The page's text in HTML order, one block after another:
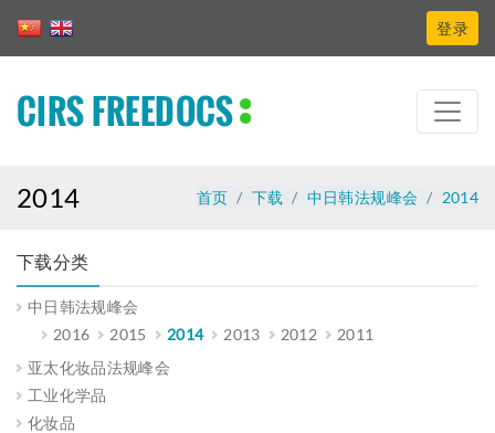
登录
CIRS FREEDOCS
2014 首页 下载 中日韩法规峰会 2014
下载分类
中日韩法规峰会
2016
2015 2014 2013 2012
2011
亚太化妆品法规峰会
工业化学品
化妆品